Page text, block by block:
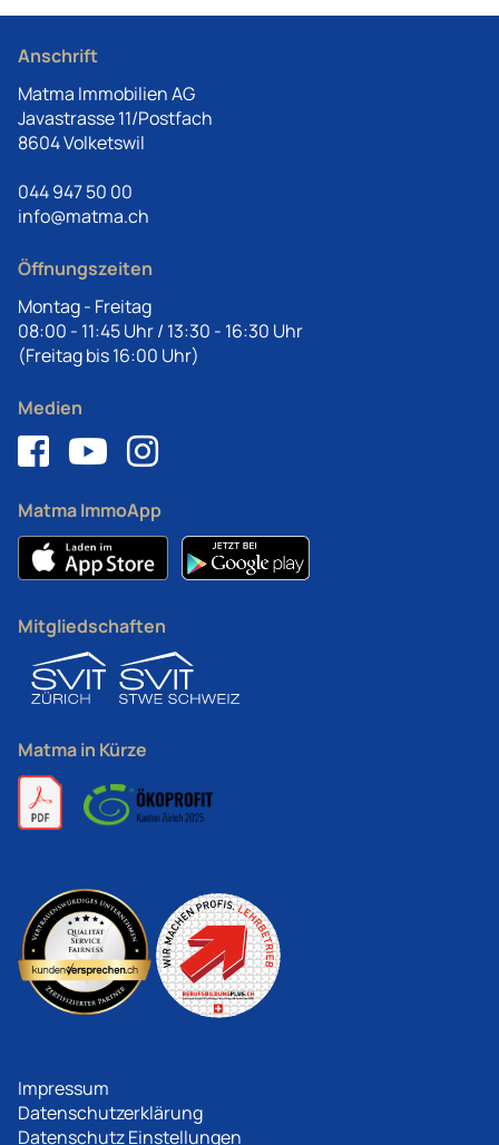
Anschrift
Matma Immobilien AG
Javastrasse 11/Postfach
8604 Volketswil
044 947 50 00
info@matma.ch
Öffnungszeiten
Montag - Freitag
08:00 - 11:45 Uhr / 13:30 - 16:30 Uhr
(Freitag bis 16:00 Uhr)
Medien
Matma ImmoApp
Mitgliedschaften
Matma in Kürze
Impressum
Datenschutzerklärung
Datenschutz Einstellungen